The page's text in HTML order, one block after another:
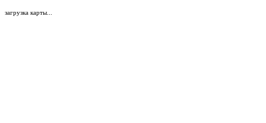
загрузка карты...